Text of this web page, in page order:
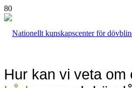
Hur kan vi veta om